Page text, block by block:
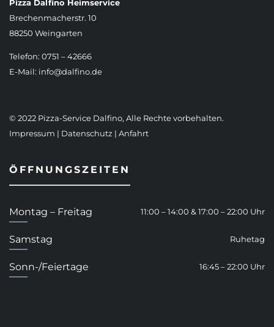
Pizza Dalfino Heimservice
Brechenmacherstr. 10
88250 Weingarten
Telefon: 0751 – 42666
E-Mail: info@dalfino.de
© 2022 Pizza-Service Dalfino, Alle Rechte vorbehalten.
Impressum | Datenschutz | Anfahrt
ÖFFNUNGSZEITEN
Montag – Freitag 11:00 – 14:00 & 17:00 – 22:00 Uhr
Samstag Ruhetag
Sonn-/Feiertage 16:45 – 22:00 Uhr